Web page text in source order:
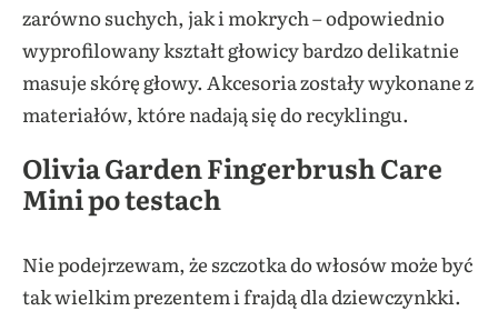
zarówno suchych, jak i mokrych – odpowiednio
wyprofilowany kształt głowicy bardzo delikatnie
masuje skórę głowy. Akcesoria zostały wykonane z
materiałów, które nadają się do recyklingu.
Olivia Garden Fingerbrush Care
Mini po testach
Nie podejrzewam, że szczotka do włosów może być
tak wielkim prezentem i frajdą dla dziewczynkki.